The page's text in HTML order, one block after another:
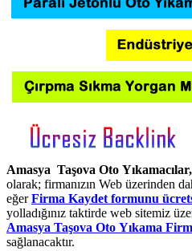
Amasya Taşova Oto
olarak; firmanızın Web üzerinden
eğerFirma Kaydet formunu
yolladığınız taktirde web sitemiz
Amasya Taşova Oto Yıkama
sağlanacaktır.